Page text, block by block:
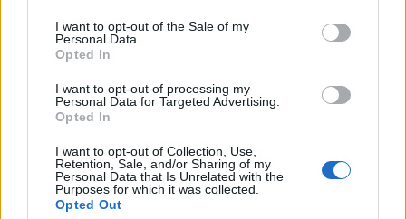
I want to opt-out of the Sale of my
Personal Data.
Opted In
I want to opt-out of processing my
Personal Data for Targeted Advertising.
Opted In
I want to opt-out of Collection, Use,
Retention, Sale, and/or Sharing of my
Personal Data that Is Unrelated with the
Purposes for which it was collected.
Opted Out
Η Αντιδήμαρχος Κοινωνικής Προστασίας &
Αλληλεγγύης
Κορώνη-Παπαντωνίου Κλειώ
Διάβασε σχετικά